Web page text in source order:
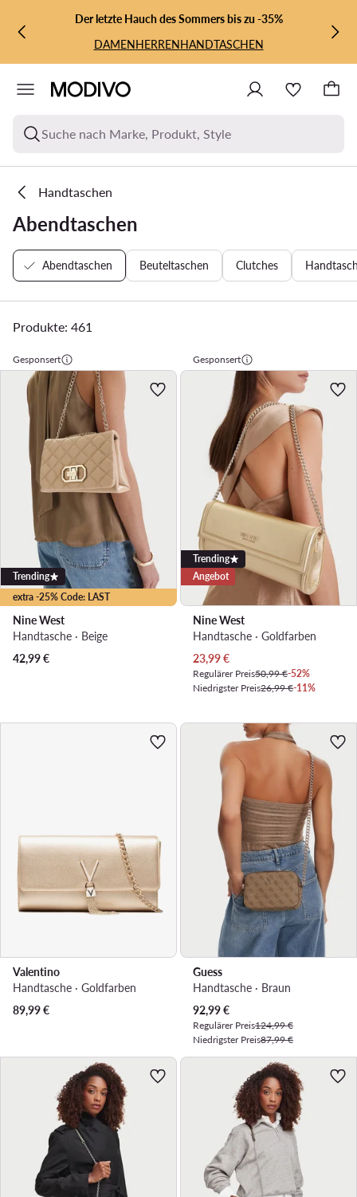
ZUM HAUPTINHALT SPRINGEN
ZUR SUCHEDer letzte Hauch des Sommers bis zu -35%
DAMENHERRENHANDTASCHEN
Suche nach Marke, Produkt, Style
Handtaschen
Abendtaschen
Abendtaschen Beuteltaschen Clutches
Produkte: 461
Gesponsert
extra -25% Code: LAST
Trending
Nine West
Handtasche · Beige
42,99€
Gesponsert
Trending
Angebot
Nine West
Handtasche · Goldfarben
Aktueller Preis
23,99€
Regulärer Preis50,99 €-52%
Niedrigster Preis26,99 €-11%
Valentino
Handtasche · Goldfarben
89,99€
Guess
Handtasche · Braun
Aktueller Preis
92,99€
Regulärer Preis124,99 €
Niedrigster Preis87,99 €